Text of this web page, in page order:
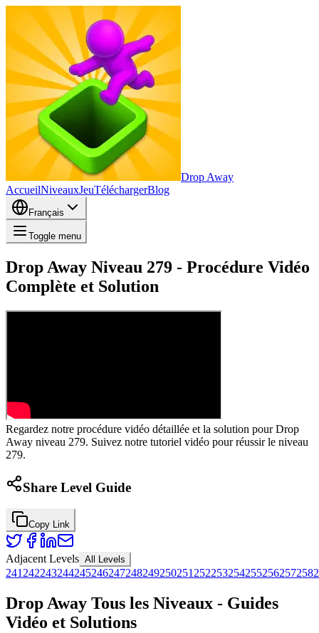
Drop Away
AccueilNiveauxJeuTéléchargerBlog
Français
Toggle menu
Drop Away Niveau 279 - Procédure Vidéo
Complète et Solution
Regardez notre procédure vidéo détaillée et la solution pour Drop
Away niveau 279. Suivez notre tutoriel vidéo pour réussir le niveau
279.
Share Level Guide
Copy Link
Adjacent Levels All Levels
241 242243244245246247248249250251 252253254255256257258
Drop Away Tous les Niveaux - Guides
Vidéo et Solutions